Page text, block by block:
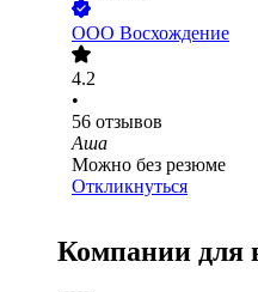
ООО Восхождение
4.2
•
56 отзывов
Аша
Можно без резюме
Откликнуться
Компании для